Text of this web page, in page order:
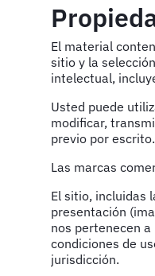
El material
sitio y la
intelectual,
Usted puede
modificar,
previo por escrito.
Las marcas
El sitio, incluidas
presentación
nos pertenecen
condiciones de
jurisdicción.